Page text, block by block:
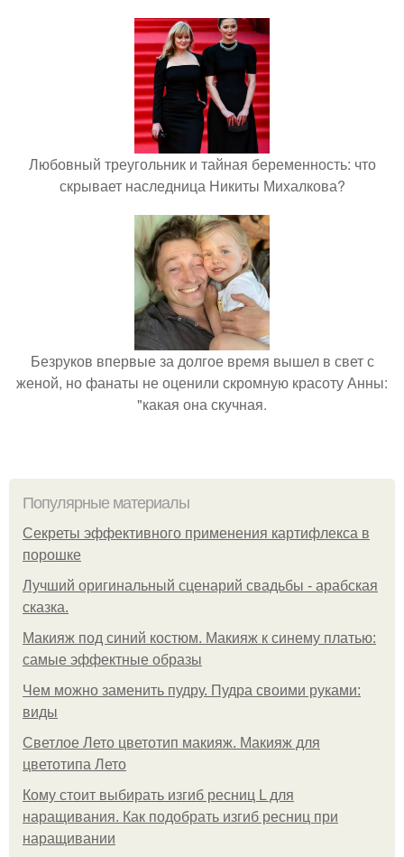
Любовный треугольник и тайная беременность: что
скрывает наследница Никиты Михалкова?
Безруков впервые за долгое время вышел в свет с
женой, но фанаты не оценили скромную красоту Анны:
"какая она скучная.
Популярные материалы
Секреты эффективного применения картифлекса в
порошке
Лучший оригинальный сценарий свадьбы - арабская
сказка.
Макияж под синий костюм. Макияж к синему платью:
самые эффектные образы
Чем можно заменить пудру. Пудра своими руками:
виды
Светлое Лето цветотип макияж. Макияж для
цветотипа Лето
Кому стоит выбирать изгиб ресниц L для
наращивания. Как подобрать изгиб ресниц при
наращивании